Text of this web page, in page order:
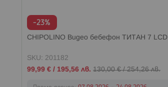
-23%
CHIPOLINO Видео бебефон ТИТАН 7 LCD
SKU: 201182
Промо
цена
99,99 €/ 195,56 лв. 130,00 €/254,26 лв.